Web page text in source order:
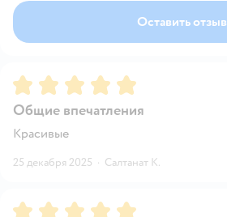
Оставить отзыв
Рейтинг:5
Общие впечатления
Красивые
25 декабря 2025 · Салтанат К.
Рейтинг:5